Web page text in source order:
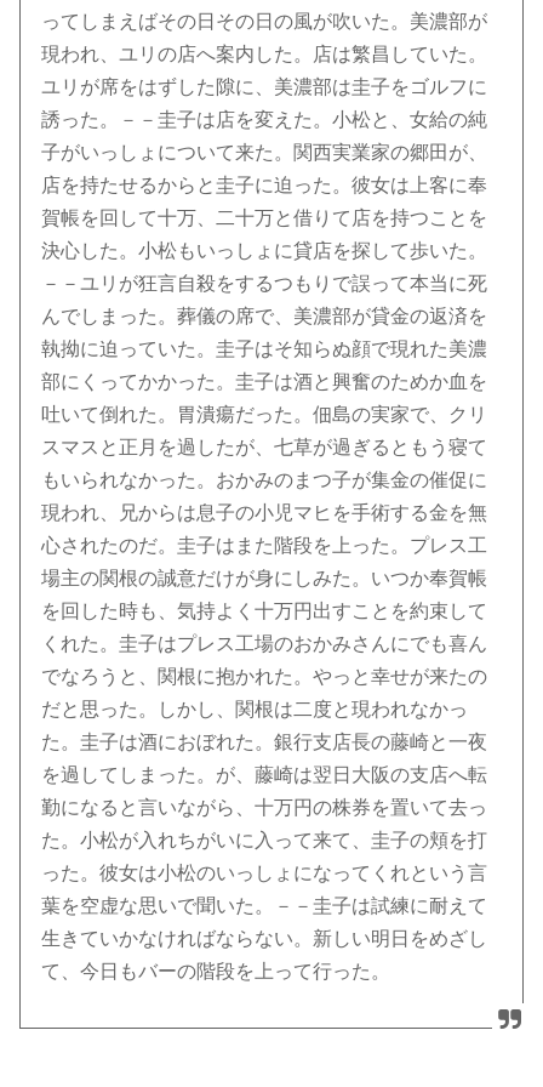
ってしまえばその日その日の風が吹いた。美濃部が
現われ、ユリの店へ案内した。店は繁昌していた。
ユリが席をはずした隙に、美濃部は圭子をゴルフに
誘った。－－圭子は店を変えた。小松と、女給の純
子がいっしょについて来た。関西実業家の郷田が、
店を持たせるからと圭子に迫った。彼女は上客に奉
賀帳を回して十万、二十万と借りて店を持つことを
決心した。小松もいっしょに貸店を探して歩いた。
－－ユリが狂言自殺をするつもりで誤って本当に死
んでしまった。葬儀の席で、美濃部が貸金の返済を
執拗に迫っていた。圭子はそ知らぬ顔で現れた美濃
部にくってかかった。圭子は酒と興奮のためか血を
吐いて倒れた。胃潰瘍だった。佃島の実家で、クリ
スマスと正月を過したが、七草が過ぎるともう寝て
もいられなかった。おかみのまつ子が集金の催促に
現われ、兄からは息子の小児マヒを手術する金を無
心されたのだ。圭子はまた階段を上った。プレス工
場主の関根の誠意だけが身にしみた。いつか奉賀帳
を回した時も、気持よく十万円出すことを約束して
くれた。圭子はプレス工場のおかみさんにでも喜ん
でなろうと、関根に抱かれた。やっと幸せが来たの
だと思った。しかし、関根は二度と現われなかっ
た。圭子は酒におぼれた。銀行支店長の藤崎と一夜
を過してしまった。が、藤崎は翌日大阪の支店へ転
勤になると言いながら、十万円の株券を置いて去っ
た。小松が入れちがいに入って来て、圭子の頬を打
った。彼女は小松のいっしょになってくれという言
葉を空虚な思いで聞いた。－－圭子は試練に耐えて
生きていかなければならない。新しい明日をめざし
て、今日もバーの階段を上って行った。